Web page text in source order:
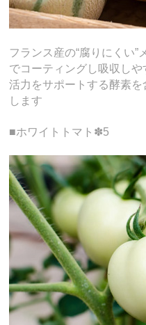
フランス産の“腐りにくい”
でコーティングし吸収しや
活力をサポートする酵素
します
■ホワイトトマト✽5